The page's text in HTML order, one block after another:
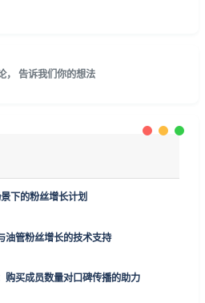
， 告诉我们你的想法
下的粉丝增长计划
油管粉丝增长的技术支持
购买成员数量对口碑传播的助力